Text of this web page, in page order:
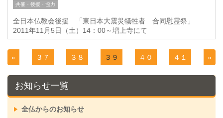
共催・後援・協力
全日本仏教会後援 「東日本大震災犠牲者 合同慰霊祭」
2011年11月5日（土）14：00～増上寺にて
« ３７ ３８ ３９ ４０ ４１ »
お知らせ一覧
全仏からのお知らせ